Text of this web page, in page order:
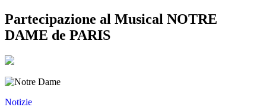
Partecipazione al Musical NOTRE
DAME de PARIS
Notizie